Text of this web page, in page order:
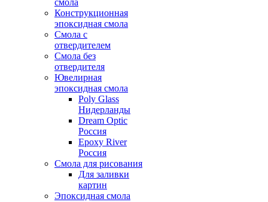
смола
Конструкционная
эпоксидная смола
Смола с
отвердителем
Смола без
отвердителя
Ювелирная
эпоксидная смола
Poly Glass
Нидерланды
Dream Optic
Россия
Epoxy River
Россия
Смола для рисования
Для заливки
картин
Эпоксидная смола